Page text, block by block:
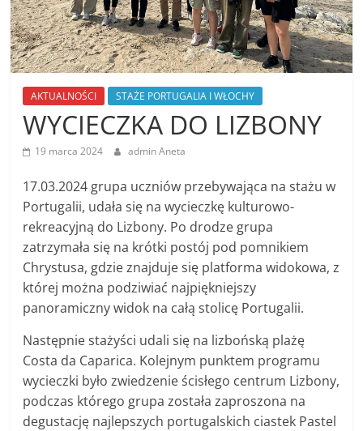
AKTUALNOŚCI STAŻE PORTUGALIA I WŁOCHY
WYCIECZKA DO LIZBONY
19 marca 2024 admin Aneta
17.03.2024 grupa uczniów przebywająca na stażu w
Portugalii, udała się na wycieczkę kulturowo-
rekreacyjną do Lizbony. Po drodze grupa
zatrzymała się na krótki postój pod pomnikiem
Chrystusa, gdzie znajduje się platforma widokowa, z
której można podziwiać najpiękniejszy
panoramiczny widok na całą stolicę Portugalii.
Następnie stażyści udali się na lizbońską plażę
Costa da Caparica. Kolejnym punktem programu
wycieczki było zwiedzenie ścisłego centrum Lizbony,
podczas którego grupa została zaproszona na
degustację najlepszych portugalskich ciastek Pastel